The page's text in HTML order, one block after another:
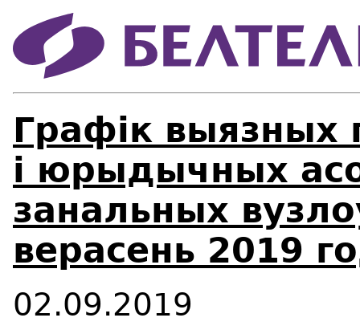
Графік выязных
і юрыдычных
занальных
верасень 2019
02.09.2019